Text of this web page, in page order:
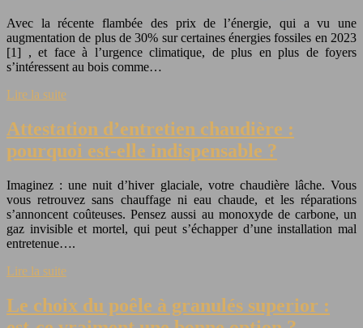
Avec la récente flambée des prix de l’énergie, qui a vu une
augmentation de plus de 30% sur certaines énergies fossiles en 2023
[1] , et face à l’urgence climatique, de plus en plus de foyers
s’intéressent au bois comme…
Lire la suite
Attestation d’entretien chaudière :
pourquoi est-elle indispensable ?
Imaginez : une nuit d’hiver glaciale, votre chaudière lâche. Vous
vous retrouvez sans chauffage ni eau chaude, et les réparations
s’annoncent coûteuses. Pensez aussi au monoxyde de carbone, un
gaz invisible et mortel, qui peut s’échapper d’une installation mal
entretenue….
Lire la suite
Le choix du poêle à granulés superior :